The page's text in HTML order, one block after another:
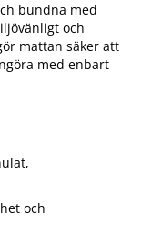
bundna med
och
mattan säker att
med enbart
och